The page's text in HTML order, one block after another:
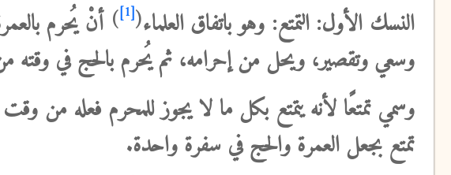
النسك الأول: التمتع: وهو باتفاق العلماء(
[1]
) أنْ يُحرم
وسعي وتقصير، ويحل من إحرامه، ثم يُحرم بالحج في
وسمي تمتعًا لأنه يتمتع بكل ما لا يجوز للمحرم فعله من
تمتع بجعل العمرة والحج في سفرة واحدة.